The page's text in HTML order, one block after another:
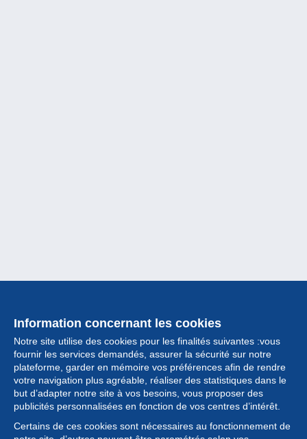
Information concernant les cookies
Notre site utilise des cookies pour les finalités suivantes :vous
fournir les services demandés, assurer la sécurité sur notre
plateforme, garder en mémoire vos préférences afin de rendre
votre navigation plus agréable, réaliser des statistiques dans le
but d’adapter notre site à vos besoins, vous proposer des
publicités personnalisées en fonction de vos centres d’intérêt.
Certains de ces cookies sont nécessaires au fonctionnement de
Collection
Actualités